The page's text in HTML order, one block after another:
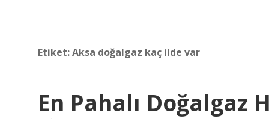
Etiket:Aksa doğalgaz kaç ilde var
En Pahalı Doğalgaz